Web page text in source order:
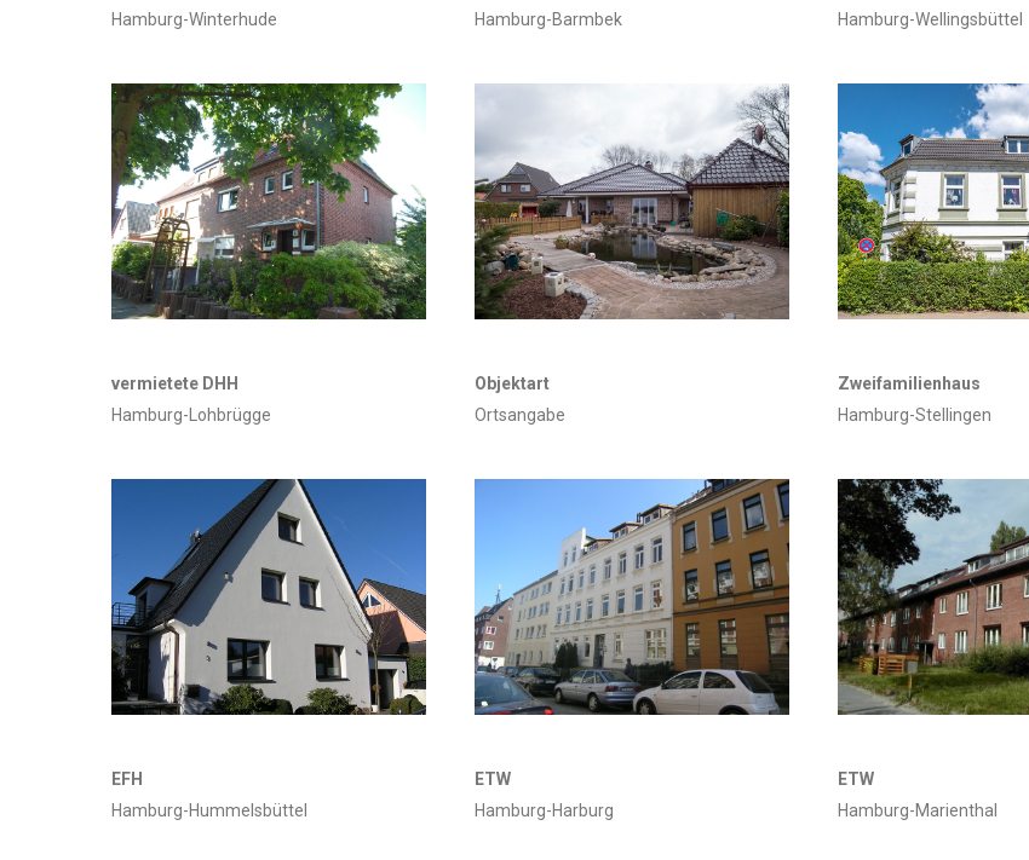
Hamburg-Winterhude
Hamburg-Barmbek
Hamburg-Wellingsbüttel
vermietete DHH
Hamburg-Lohbrügge
Objektart
Ortsangabe
Zweifamilienhaus
Hamburg-Stellingen
EFH
Hamburg-Hummelsbüttel
ETW
Hamburg-Harburg
ETW
Hamburg-Marienthal